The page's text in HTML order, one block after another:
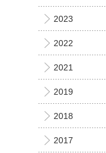
2023
2022
2021
2019
2018
2017